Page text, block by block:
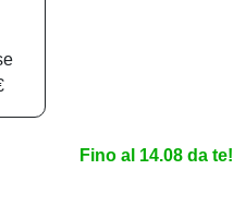
Fino al 14.08 da te!